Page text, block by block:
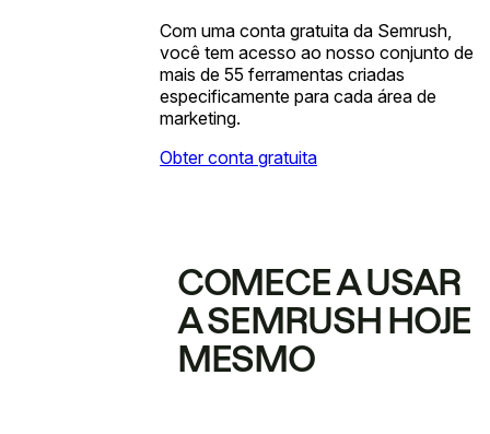
Com uma conta gratuita da Semrush,
você tem acesso ao nosso conjunto de
mais de 55 ferramentas criadas
especificamente para cada área de
marketing.
Obter conta gratuita
COMECE A USAR
A SEMRUSH HOJE
MESMO